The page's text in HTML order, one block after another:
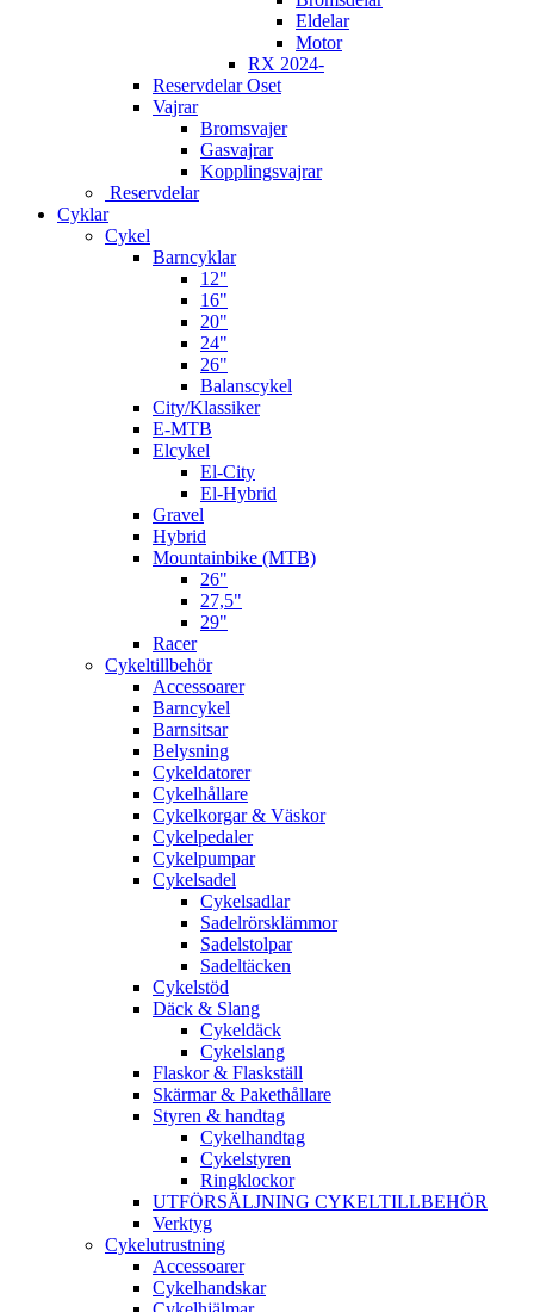
Eldelar
Motor
RX 2024-
Reservdelar Oset
Vajrar
Bromsvajer
Gasvajrar
Kopplingsvajrar
Reservdelar
Cyklar
Cykel
Barncyklar
12"
16"
20"
24"
26"
Balanscykel
City/Klassiker
E-MTB
Elcykel
El-City
El-Hybrid
Gravel
Hybrid
Mountainbike (MTB)
26"
27,5"
29"
Racer
Cykeltillbehör
Accessoarer
Barncykel
Barnsitsar
Belysning
Cykeldatorer
Cykelhållare
Cykelkorgar & Väskor
Cykelpedaler
Cykelpumpar
Cykelsadel
Cykelsadlar
Sadelrörsklämmor
Sadelstolpar
Sadeltäcken
Cykelstöd
Däck & Slang
Cykeldäck
Cykelslang
Flaskor & Flaskställ
Skärmar & Pakethållare
Styren & handtag
Cykelhandtag
Cykelstyren
Ringklockor
UTFÖRSÄLJNING CYKELTILLBEHÖR
Verktyg
Cykelutrustning
Accessoarer
Cykelhandskar